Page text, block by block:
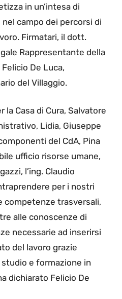
in un’intesa di
campo dei percorsi di
Firmatari, il dott.
Rappresentante della
Felicio De Luca,
del Villaggio.
la Casa di Cura, Salvatore
Lidia, Giuseppe
del CdA, Pina
ufficio risorse umane,
l’ing. Claudio
per i nostri
competenze trasversali,
alle conoscenze di
necessarie ad inserirsi
del lavoro grazie
studio e formazione in
dichiarato Felicio De